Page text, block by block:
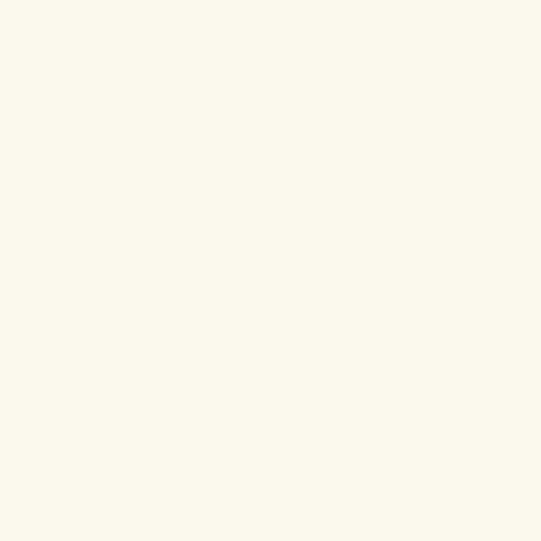
nuestro sistema. Es posible